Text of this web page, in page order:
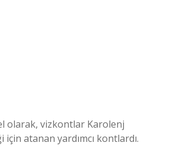
olarak, vizkontlar Karolenj
atanan yardımcı kontlardı.